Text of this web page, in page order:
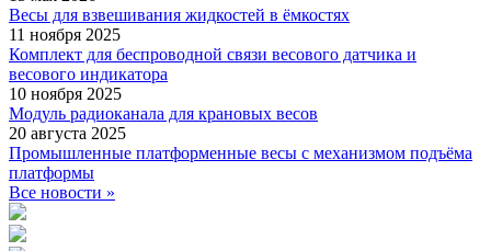
Весы для взвешивания жидкостей в ёмкостях
11 ноября 2025
Комплект для беспроводной связи весового датчика и
весового индикатора
10 ноября 2025
Модуль радиоканала для крановых весов
20 августа 2025
Промышленные платформенные весы с механизмом подъёма
платформы
Все новости »